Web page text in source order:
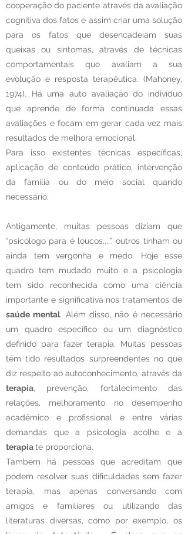
cooperação do paciente através da avaliação
cognitiva dos fatos e assim criar uma solução
para os fatos que desencadeiam suas
queixas ou sintomas, através de técnicas
comportamentais que avaliam a sua
evolução e resposta terapêutica. (Mahoney,
1974). Há uma auto avaliação do indivíduo
que aprende de forma continuada essas
avaliações e focam em gerar cada vez mais
resultados de melhora emocional.
Para isso existentes técnicas específicas,
aplicação de conteúdo prático, intervenção
da família ou do meio social quando
necessário.
Antigamente, muitas pessoas diziam que
“psicólogo para é loucos....”, outros tinham ou
ainda tem vergonha e medo. Hoje esse
quadro tem mudado muito e a psicologia
tem sido reconhecida como uma ciência
importante e significativa nos tratamentos de
saúde mental. Além disso, não é necessário
um quadro específico ou um diagnóstico
definido para fazer terapia. Muitas pessoas
têm tido resultados surpreendentes no que
diz respeito ao autoconhecimento, através da
terapia, prevenção, fortalecimento das
relações, melhoramento no desempenho
acadêmico e profissional e entre várias
demandas que a psicologia acolhe e a
terapiate proporciona.
Também há pessoas que acreditam que
podem resolver suas dificuldades sem fazer
terapia, mas apenas conversando com
amigos e familiares ou utilizando das
literaturas diversas, como por exemplo, os